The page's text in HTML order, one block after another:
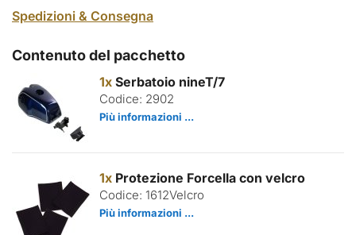
Spedizioni & Consegna
Contenuto del pacchetto
1x Serbatoio nineT/7
Codice: 2902
Più informazioni ...
1x Protezione Forcella con velcro
Codice: 1612Velcro
Più informazioni ...